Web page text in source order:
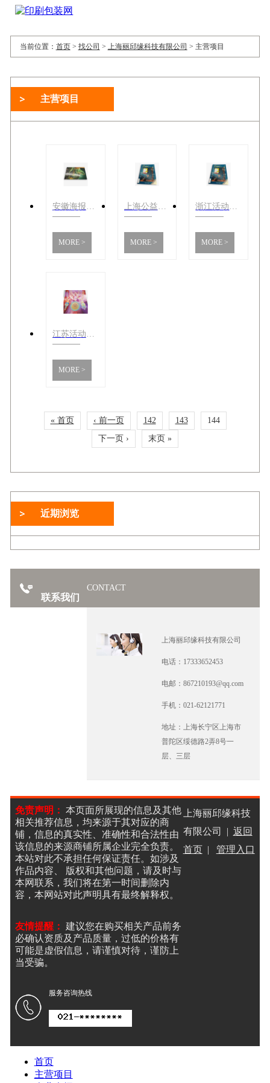
当前位置： 首页> 找公司 > 上海丽邱缘科技有限公司 > 主营项目
主营项目
MORE > MORE > MORE >
MORE >
« 首页 ‹ 前一页 142 143
144
下一页 ›
末页 »
近期浏览
联系我们
CONTACT
上海丽邱缘科技有限公司
电话：17333652453
电邮：867210193@qq.com
手机：021-62121771
地址：上海长宁区上海市
普陀区绥德路2弄8号一
层、三层
免责声明： 本页面所展现的信息及其他
相关推荐信息，均来源于其对应的商
铺，信息的真实性、准确性和合法性由
该信息的来源商铺所属企业完全负责。
本站对此不承担任何保证责任。如涉及
作品内容、 版权和其他问题，请及时与
本网联系，我们将在第一时间删除内
容，本网站对此声明具有最终解释权。
友情提醒： 建议您在购买相关产品前务
必确认资质及产品质量，过低的价格有
可能是虚假信息，请谨慎对待，谨防上
当受骗。
上海丽邱缘科技
有限公司 | 返回
首页| 管理入口
服务咨询热线
首页
主营项目